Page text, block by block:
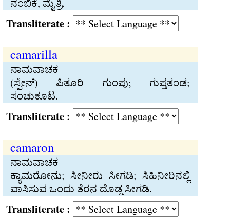
ನಂಬಿಕೆ, ಮೈತ್ರಿ.
:
camarilla
ನಾಮವಾಚಕ
(ಸ್ಪೇನ್‍) ಪಿತೂರಿ ಗುಂಪು; ಗುಪ್ತತಂಡ;
ಸಂಚುಕೂಟ.
:
camaron
ನಾಮವಾಚಕ
ಕ್ಯಾಮರೋನು; ಸೀನೀರು ಸೀಗಡಿ; ಸಿಹಿನೀರಿನಲ್ಲಿ
ವಾಸಿಸುವ ಒಂದು ತೆರನ ದೊಡ್ಡ ಸೀಗಡಿ.
: